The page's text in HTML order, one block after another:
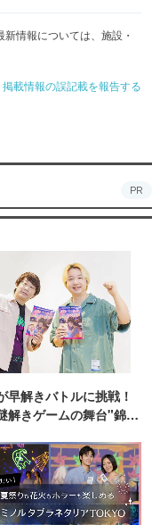
情報については、施設・
掲載情報の誤記載を報告する
PR
早解きバトルに挑戦！
解きゲームの舞台"錦糸